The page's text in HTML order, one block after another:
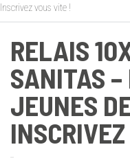
Inscrivez vous vite !
RELAIS
SANITAS –
JEUNES